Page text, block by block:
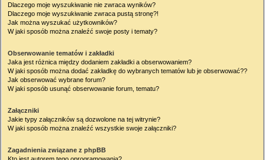
Dlaczego moje wyszukiwanie nie zwraca wyników?
Dlaczego moje wyszukiwanie zwraca pustą stronę?!
Jak można wyszukać użytkowników?
W jaki sposób można znaleźć swoje posty i tematy?
Obserwowanie tematów i zakładki
Jaka jest różnica między dodaniem zakładki a obserwowaniem?
W jaki sposób można dodać zakładkę do wybranych tematów lub je obserwować??
Jak obserwować wybrane forum?
W jaki sposób usunąć obserwowanie forum, tematu?
Załączniki
Jakie typy załączników są dozwolone na tej witrynie?
W jaki sposób można znaleźć wszystkie swoje załączniki?
Zagadnienia związane z phpBB